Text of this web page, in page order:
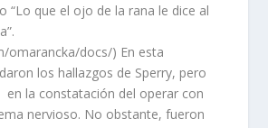
“Lo que el ojo de la rana le dice al
omarancka/docs/) En esta
los hallazgos de Sperry, pero
en la constatación del operar con
nervioso. No obstante, fueron